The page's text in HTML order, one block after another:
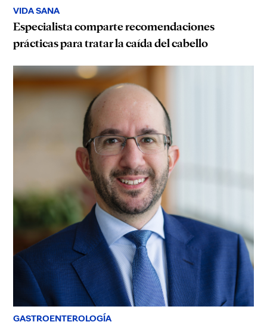
VIDA SANA
Especialista comparte recomendaciones
prácticas para tratar la caída del cabello
GASTROENTEROLOGÍA